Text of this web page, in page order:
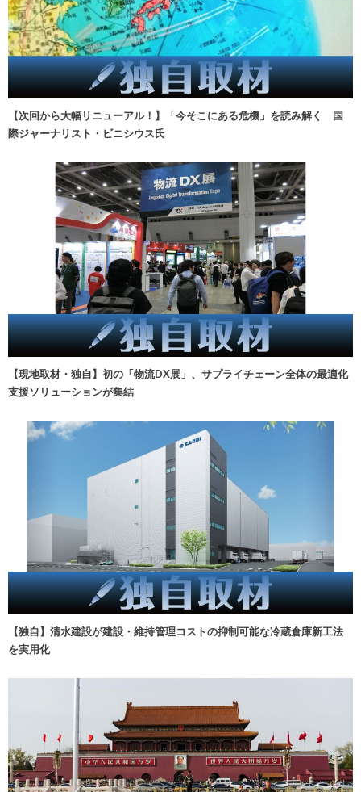
【次回から大幅リニューアル！】「今そこにある危機」を読み解く 国
際ジャーナリスト・ビニシウス氏
【現地取材・独自】初の「物流DX展」、サプライチェーン全体の最適化
支援ソリューションが集結
【独自】清水建設が建設・維持管理コストの抑制可能な冷蔵倉庫新工法
を実用化